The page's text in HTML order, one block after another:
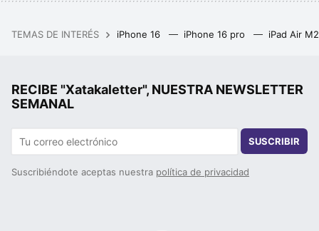
TEMAS DE INTERÉS iPhone 16 iPhone 16 pro iPad Air
RECIBE "Xatakaletter", NUESTRA NEWSLETTER
SEMANAL
SUSCRIBIR
Suscribiéndote aceptas nuestra política de privacidad